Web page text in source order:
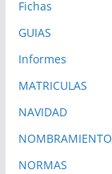
Fichas
GUIAS
Informes
MATRICULAS
NAVIDAD
NOMBRAMIENTO
NORMAS